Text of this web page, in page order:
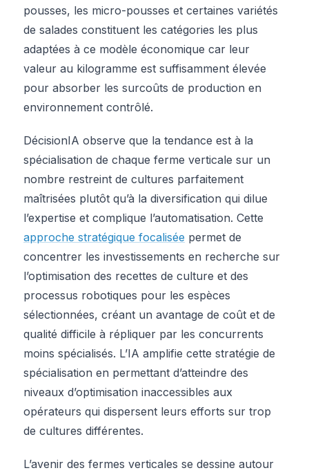
pousses, les micro-pousses et certaines variétés
de salades constituent les catégories les plus
adaptées à ce modèle économique car leur
valeur au kilogramme est suffisamment élevée
pour absorber les surcoûts de production en
environnement contrôlé.
DécisionIA observe que la tendance est à la
spécialisation de chaque ferme verticale sur un
nombre restreint de cultures parfaitement
maîtrisées plutôt qu’à la diversification qui dilue
l’expertise et complique l’automatisation. Cette
approche stratégique focalisée permet de
concentrer les investissements en recherche sur
l’optimisation des recettes de culture et des
processus robotiques pour les espèces
sélectionnées, créant un avantage de coût et de
qualité difficile à répliquer par les concurrents
moins spécialisés. L’IA amplifie cette stratégie de
spécialisation en permettant d’atteindre des
niveaux d’optimisation inaccessibles aux
opérateurs qui dispersent leurs efforts sur trop
de cultures différentes.
L’avenir des fermes verticales se dessine autour